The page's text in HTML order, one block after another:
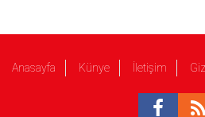
Anasayfa Künye İletişim